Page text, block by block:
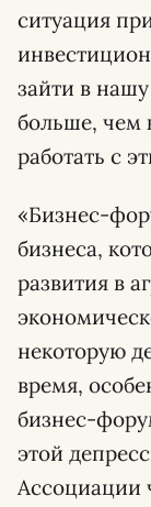
ситуация
зайти в
больше, чем
работать с
«Бизнес-
бизнеса,
развития в
некоторую
время,
бизнес-
этой
Ассоциации